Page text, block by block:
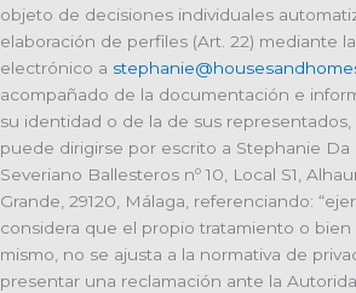
objeto de decisiones individuales
elaboración de perfiles (Art. 22) mediante
electrónico a
acompañado de la documentación e
su identidad o de la de sus
puede dirigirse por escrito a Stephanie Da
Severiano Ballesteros nº 10, Local S1,
Grande, 29120, Málaga, referenciando:
considera que el propio tratamiento o bien
mismo, no se ajusta a la normativa de
presentar una reclamación ante la